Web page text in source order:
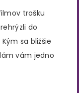
trošku
do
sa bližšie
vám jedno